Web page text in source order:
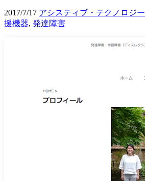
2017/7/17 アシスティブ・テクノロジー
援機器, 発達障害